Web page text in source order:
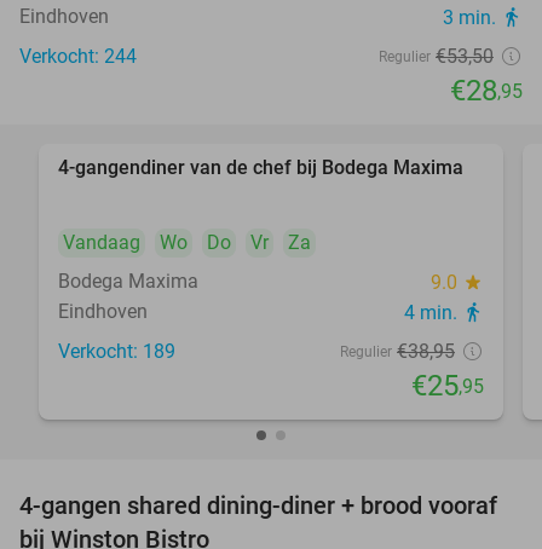
Eindhoven 3 min. directions_walk
Verkocht: 244 Regulier €53,50
€28,95
33%
4-gangendiner van de chef bij Bodega Maxima
Vandaag Wo Do Vr
Za
Bodega Maxima
9.0 star
Eindhoven 4 min. directions_walk
Verkocht: 189 Regulier €38,95
€25,95
32%
4-gangen shared dining-diner + brood vooraf
bij Winston Bistro